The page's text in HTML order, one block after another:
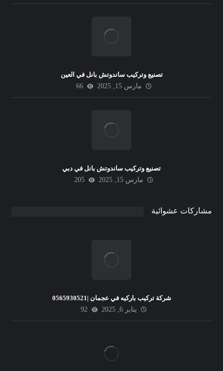
تصنيع وتركيب ساندوتش بانل في العين
مارس 15, 2025
66
تصنيع وتركيب ساندوتش بانل في دبي
مارس 15, 2025
205
مشاركات عشوائية
شركة تركيب باركيه في عجمان |0565930521
يناير 6, 2025
92